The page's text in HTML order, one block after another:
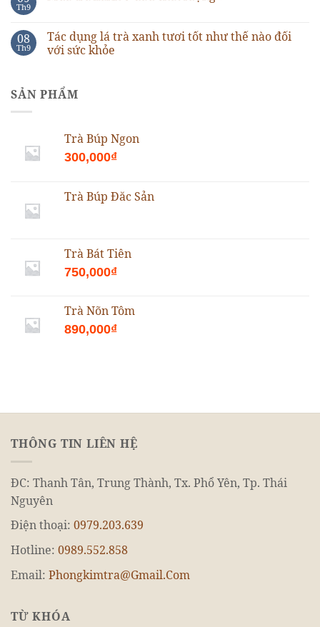
Th9
08
Th9
Tác dụng lá trà xanh tươi tốt như thế nào đối
với sức khỏe
SẢN PHẨM
Trà Búp Ngon
300,000₫
Trà Búp Đăc Sản
Trà Bát Tiên
750,000₫
Trà Nõn Tôm
890,000₫
THÔNG TIN LIÊN HỆ
ĐC: Thanh Tân, Trung Thành, Tx. Phổ Yên, Tp. Thái
Nguyên
Điện thoại: 0979.203.639
Hotline: 0989.552.858
Email: Phongkimtra@Gmail.Com
TỪ KHÓA